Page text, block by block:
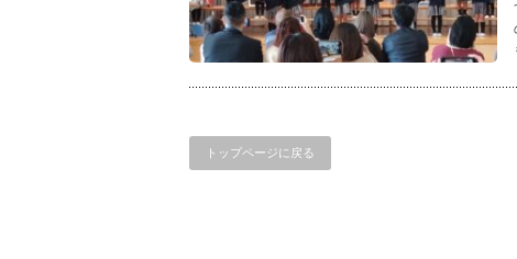
トップページに戻る